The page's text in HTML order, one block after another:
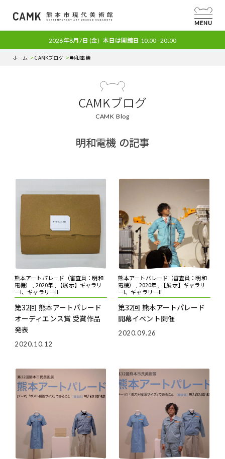
MENU
2026年8月7日 (金) 本日は開館日 10:00 - 20:00
ホーム CAMKブログ 明和電機
CAMKブログ
CAMK Blog
明和電機 の記事
熊本アートパレード（審査員：明和
電機） , 2020年 , 【展示】ギャラリ
ーI、ギャラリーII
第32回 熊本アートパレード
オーディエンス賞 受賞作品
発表
2020.10.12
熊本アートパレード（審査員：明和
電機） , 2020年 , 【展示】ギャラリ
ーI、ギャラリーII
第32回 熊本アートパレード
開幕イベント開催
2020.09.26